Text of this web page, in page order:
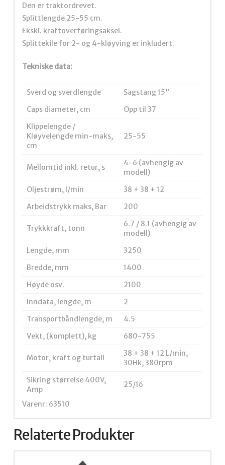
Den er traktordrevet.
Splittlengde 25-55 cm.
Ekskl. kraftoverføringsaksel.
Splittekile for 2- og 4-kløyving er inkludert.
Tekniske data:
Sverd og sverdlengde
Sagstang 15”
Caps diameter, cm
Opp til 37
Klippelengde /
Kløyvelengde min-maks,
cm
25-55
Mellomtid inkl. retur, s
4-6 (avhengig av
modell)
Oljestrøm, l/min
38 + 38 + 12
Arbeidstrykk maks, Bar
200
Trykkkraft, tonn
6.7 / 8.1 (avhengig av
modell)
Lengde, mm
3250
Bredde, mm
1400
Høyde osv.
2100
Inndata, lengde, m
2
Transportbåndlengde, m
4.5
Vekt, (komplett), kg
680-755
Motor, kraft og turtall
38 + 38 + 12 L/min,
30Hk, 380rpm
Sikring størrelse 400V,
Amp
25/16
Varenr: 63510
Relaterte Produkter